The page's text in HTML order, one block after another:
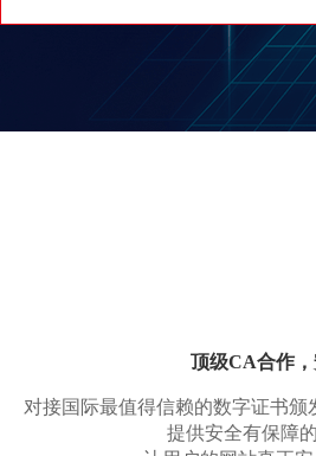
顶级CA合作
对接国际最值得信赖的数字证书颁
提供安全有保障的